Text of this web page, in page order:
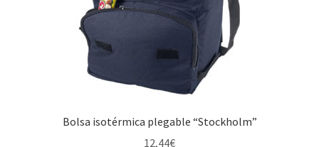
Bolsa isotérmica plegable “Stockholm”
12,44€